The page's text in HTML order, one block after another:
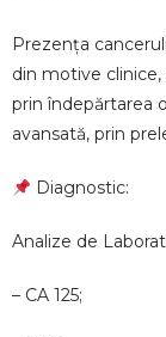
Prezența
din motive
prin îndepărtarea
avansată, prin
Diagnostic:
Analize de
– CA 125;